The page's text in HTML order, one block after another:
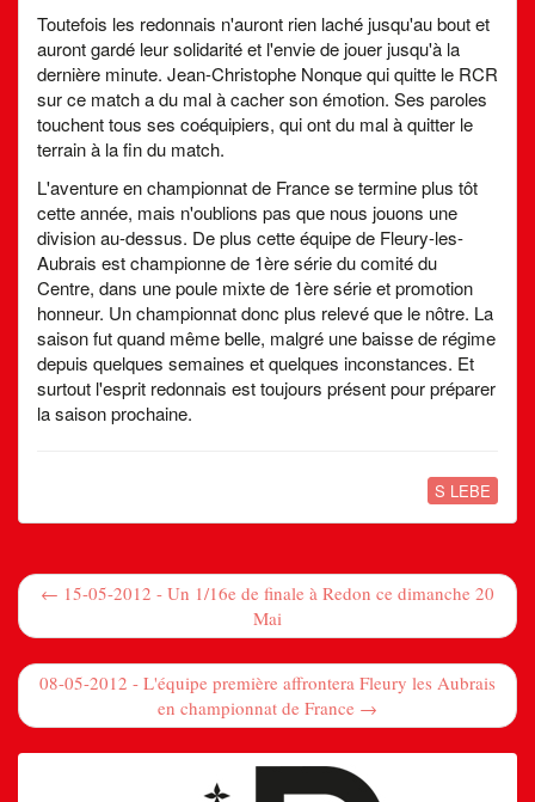
Toutefois les redonnais n'auront rien laché jusqu'au bout et
auront gardé leur solidarité et l'envie de jouer jusqu'à la
dernière minute. Jean-Christophe Nonque qui quitte le RCR
sur ce match a du mal à cacher son émotion. Ses paroles
touchent tous ses coéquipiers, qui ont du mal à quitter le
terrain à la fin du match.
L'aventure en championnat de France se termine plus tôt
cette année, mais n'oublions pas que nous jouons une
division au-dessus. De plus cette équipe de Fleury-les-
Aubrais est championne de 1ère série du comité du
Centre, dans une poule mixte de 1ère série et promotion
honneur. Un championnat donc plus relevé que le nôtre. La
saison fut quand même belle, malgré une baisse de régime
depuis quelques semaines et quelques inconstances. Et
surtout l'esprit redonnais est toujours présent pour préparer
la saison prochaine.
S LEBE
← 15-05-2012 - Un 1/16e de finale à Redon ce dimanche 20
Mai
08-05-2012 - L'équipe première affrontera Fleury les Aubrais
en championnat de France →